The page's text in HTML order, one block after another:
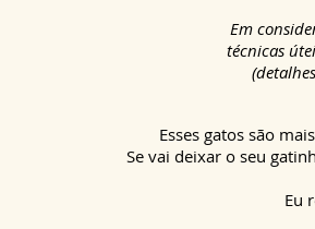
Em
técnicas
Esses gatos são
Se vai deixar o seu
Eu